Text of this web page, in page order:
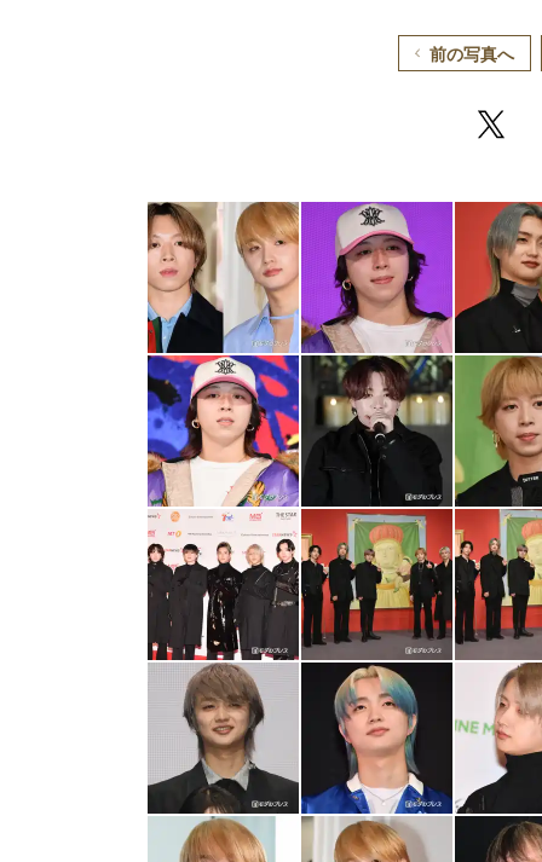
前の写真へ